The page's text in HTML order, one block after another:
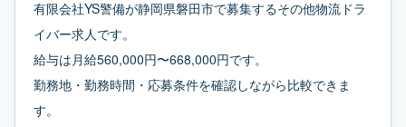
有限会社YS警備が静岡県磐田市で募集するその他物流ドラ
イバー求人です。
給与は月給560,000円〜668,000円です。
勤務地・勤務時間・応募条件を確認しながら比較できま
す。